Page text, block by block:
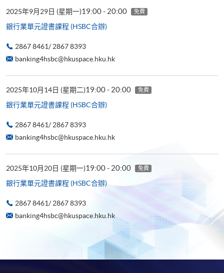
2025年9月29日 (星期一)19:00 - 20:00 免費
銀行業單元證書課程 (HSBC合辦)
2867 8461/ 2867 8393
banking4hsbc@hkuspace.hku.hk
2025年10月14日 (星期二)19:00 - 20:00 免費
銀行業單元證書課程 (HSBC合辦)
2867 8461/ 2867 8393
banking4hsbc@hkuspace.hku.hk
2025年10月20日 (星期一)19:00 - 20:00 免費
銀行業單元證書課程 (HSBC合辦)
2867 8461/ 2867 8393
banking4hsbc@hkuspace.hku.hk